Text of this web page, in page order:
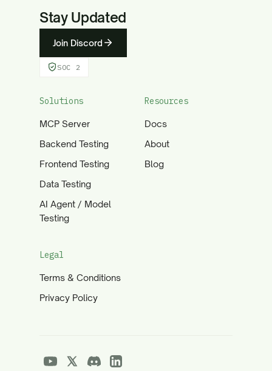
Stay Updated
Join Discord
SOC 2
Solutions
MCP Server
Backend Testing
Frontend Testing
Data Testing
AI Agent / Model
Testing
Resources
Docs
About
Blog
Legal
Terms & Conditions
Privacy Policy